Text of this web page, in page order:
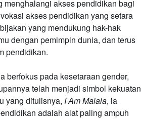
menghalangi akses pendidikan bagi
akses pendidikan yang setara
yang mendukung hak-hak
dengan pemimpin dunia, dan terus
pendidikan.
berfokus pada kesetaraan gender,
telah menjadi simbol kekuatan
yang ditulisnya, I Am Malala, ia
adalah alat paling ampuh